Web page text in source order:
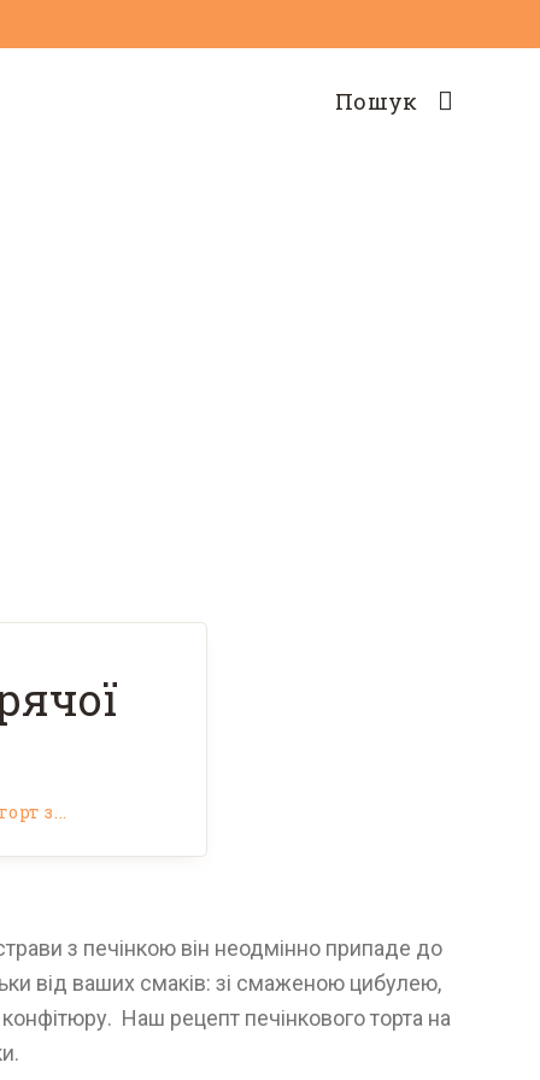
Пошук
з...
з печінкою він неодмінно припаде до
від ваших смаків: зі смаженою цибулею,
Наш рецепт печінкового торта на